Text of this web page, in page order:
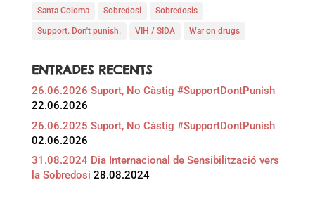
Santa Coloma Sobredosi Sobredosis
Support. Don't punish. VIH / SIDA War on drugs
ENTRADES RECENTS
26.06.2026 Suport, No Càstig #SupportDontPunish
22.06.2026
26.06.2025 Suport, No Càstig #SupportDontPunish
02.06.2026
31.08.2024 Dia Internacional de Sensibilització vers
la Sobredosi 28.08.2024